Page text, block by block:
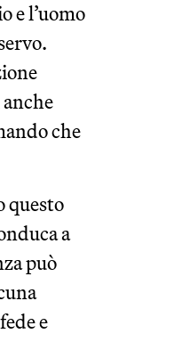
e l’uomo
che
questo
a
può
e